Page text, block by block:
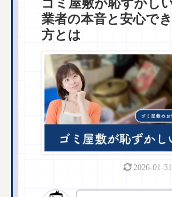
ゴミ屋敷が恥ずかし
業者の本音と安心で
方とは
2026-01-31